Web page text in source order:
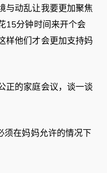
与动乱让我要更加聚焦
15分钟时间来开个会
样他们才会更加支持妈
正的家庭会议，谈一谈
须在妈妈允许的情况下